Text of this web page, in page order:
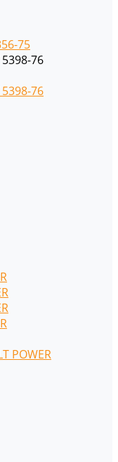
75
76
76
POWER